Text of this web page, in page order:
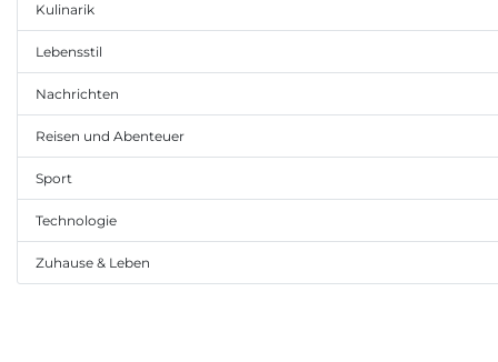
Kulinarik
Lebensstil
Nachrichten
Reisen und Abenteuer
Sport
Technologie
Zuhause & Leben